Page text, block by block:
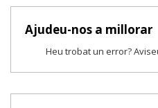
Ajudeu-nos a millorar
Heu trobat un error?